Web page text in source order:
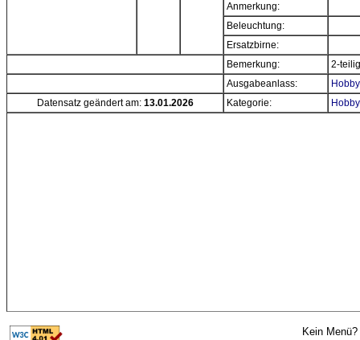
Anmerkung:
Beleuchtung:
Ersatzbirne:
Bemerkung:
2-
Ausgabeanlass:
Datensatz geändert am: 13.01.2026 Kategorie:
Kein